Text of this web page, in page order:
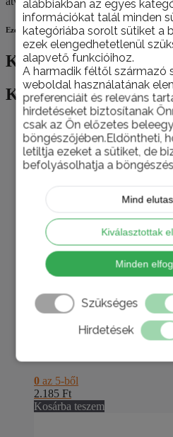
alábbiakban az egyes
információkat talál minden
kategóriába sorolt sütiket a
ezek elengedhetetlenül
alapvető funkcióihoz.
A harmadik féltől származó
weboldal használatának
preferenciáit és releváns
hirdetéseket biztosítanak
csak az Ön előzetes
böngészőjében.Eldöntheti,
letiltja ezeket a sütiket, de
befolyásolhatja a
Mind
Kiválasztottak
Minden
Szükséges
Hirdetések
Ezek is érdekelhetik
Kapcsolódó termékek
Kapcsolódó termékek
Mesterséges
Műfű
6.845Ft
Kosárba teszem
0 az 5-ből
2.185 Ft
Kosárba teszem